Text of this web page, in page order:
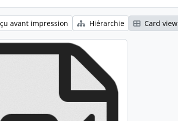
avant impression Hiérarchie Card view